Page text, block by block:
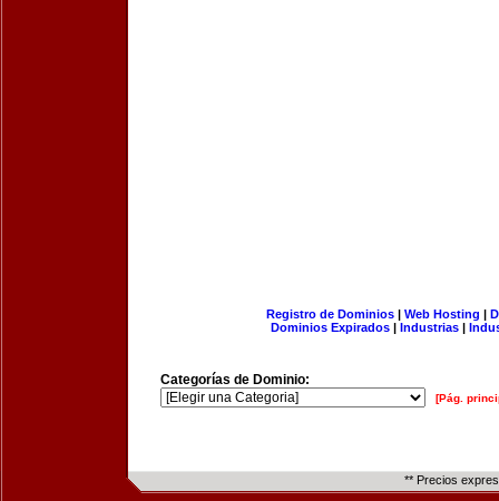
Registro de Dominios| Web Hosting |
Dominios Expirados | Industrias |
Categorías de Dominio:
[Pág.
** Precios